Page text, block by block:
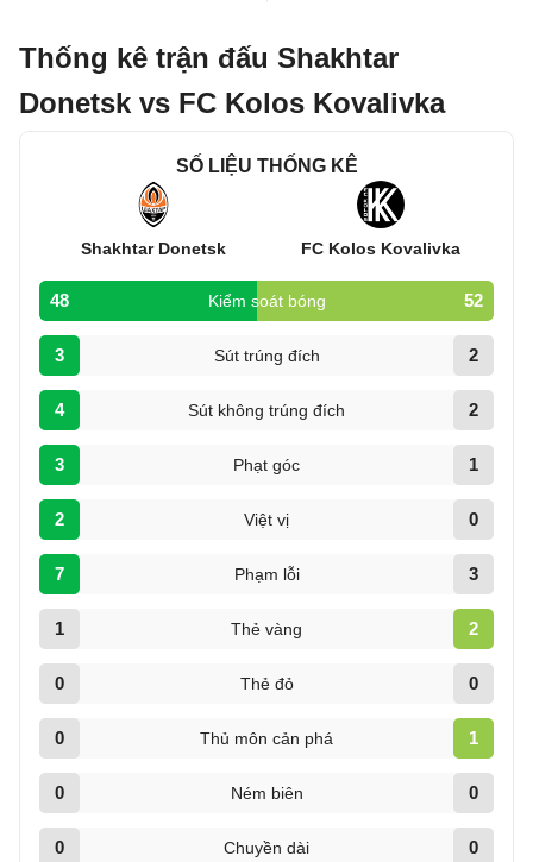
Thống kê trận đấu Shakhtar
Donetsk vs FC Kolos Kovalivka
SỐ LIỆU THỐNG KÊ
Shakhtar Donetsk FC Kolos Kovalivka
48 Kiểm soát bóng 52
3 Sút trúng đích 2
4 Sút không trúng đích 2
3 Phạt góc 1
2 Việt vị 0
7 Phạm lỗi 3
1 Thẻ vàng 2
0 Thẻ đỏ 0
0 Thủ môn cản phá 1
0 Ném biên 0
0 Chuyền dài 0